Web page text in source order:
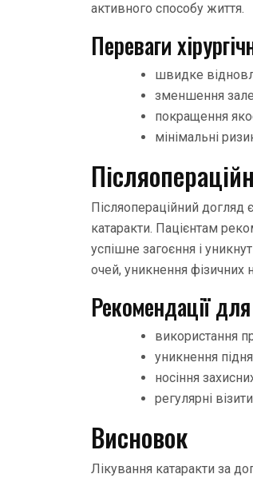
активного способу життя.
Переваги
швидке
зменшення
покращення
мінімальні
Післяопераційний догляд
катаракти. Пацієнтам
успішне загоєння і
очей, уникнення фізичних
Рекомендації
використання
уникнення
носіння
регулярні
Висновок
Лікування катаракти за